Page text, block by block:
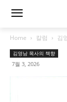
Home 칼럼 김
김영남 목사의 책향
7월 3, 2026